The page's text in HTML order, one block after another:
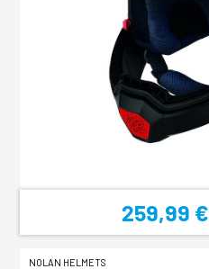
259,99 €
NOLAN HELMETS